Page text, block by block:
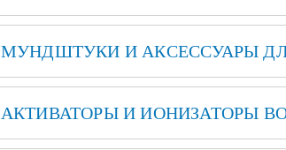
МУНДШТУКИ И АКСЕССУАРЫ
АКТИВАТОРЫ И ИОНИЗАТОРЫ